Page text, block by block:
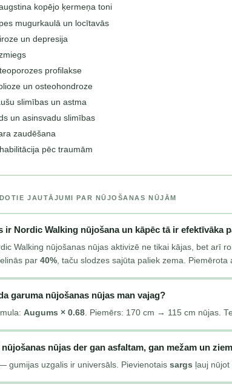
kopējo ķermeņa toni
mugurkaulā un locītavās
un depresija
profilakse
un osteohondroze
slimības un astma
un asinsvadu slimības
zaudēšana
pēc traumām
JAUTĀJUMI PAR NŪJOŠANAS NŪJĀM
ir Nordic Walking nūjošana un kāpēc tā ir efektīvāka
Walking nūjošanas nūjas aktivizē ne tikai kājas, bet arī
par 40%, taču slodzes sajūta paliek zema. Piemērota
garuma nūjošanas nūjas man vajag?
Augums × 0.68. Piemērs: 170 cm → 115 cm nūjas.
nūjošanas nūjas der gan asfaltam, gan mežam un
gumijas uzgalis ir universāls. Pievienotais sargs ļauj